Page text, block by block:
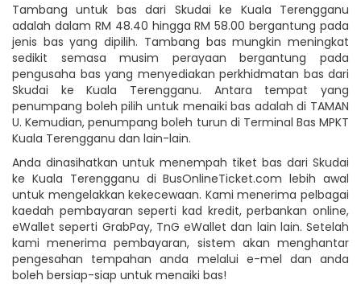
Tambang untuk bas dari Skudai ke Kuala Terengganu
adalah dalam RM 48.40 hingga RM 58.00 bergantung pada
jenis bas yang dipilih. Tambang bas mungkin meningkat
sedikit semasa musim perayaan bergantung pada
pengusaha bas yang menyediakan perkhidmatan bas dari
Skudai ke Kuala Terengganu. Antara tempat yang
penumpang boleh pilih untuk menaiki bas adalah di TAMAN
U. Kemudian, penumpang boleh turun di Terminal Bas MPKT
Kuala Terengganu dan lain-lain.
Anda dinasihatkan untuk menempah tiket bas dari Skudai
ke Kuala Terengganu di BusOnlineTicket.com lebih awal
untuk mengelakkan kekecewaan. Kami menerima pelbagai
kaedah pembayaran seperti kad kredit, perbankan online,
eWallet seperti GrabPay, TnG eWallet dan lain lain. Setelah
kami menerima pembayaran, sistem akan menghantar
pengesahan tempahan anda melalui e-mel dan anda
boleh bersiap-siap untuk menaiki bas!